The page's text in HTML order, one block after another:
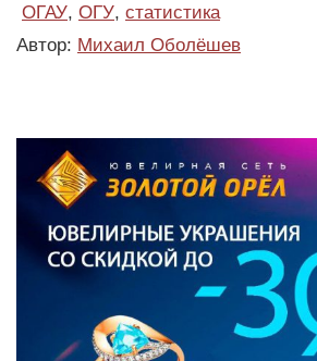
ОГАУ, ОГУ, статистика
Автор: Михаил Оболёшев